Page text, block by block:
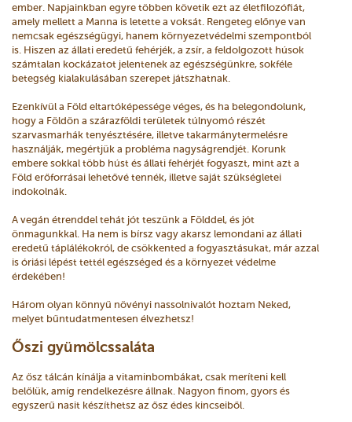
ember. Napjainkban egyre többen követik ezt az életfilozófiát,
amely mellett a Manna is letette a voksát. Rengeteg előnye van
nemcsak egészségügyi, hanem környezetvédelmi szempontból
is. Hiszen az állati eredetű fehérjék, a zsír, a feldolgozott húsok
számtalan kockázatot jelentenek az egészségünkre, sokféle
betegség kialakulásában szerepet játszhatnak.
Ezenkívül a Föld eltartóképessége véges, és ha belegondolunk,
hogy a Földön a szárazföldi területek túlnyomó részét
szarvasmarhák tenyésztésére, illetve takarmánytermelésre
használják, megértjük a probléma nagyságrendjét. Korunk
embere sokkal több húst és állati fehérjét fogyaszt, mint azt a
Föld erőforrásai lehetővé tennék, illetve saját szükségletei
indokolnák.
A vegán étrenddel tehát jót teszünk a Földdel, és jót
önmagunkkal. Ha nem is bírsz vagy akarsz lemondani az állati
eredetű táplálékokról, de csökkented a fogyasztásukat, már azzal
is óriási lépést tettél egészséged és a környezet védelme
érdekében!
Három olyan könnyű növényi nassolnivalót hoztam Neked,
melyet bűntudatmentesen élvezhetsz!
Őszi gyümölcssaláta
Az ősz tálcán kínálja a vitaminbombákat, csak meríteni kell
belőlük, amíg rendelkezésre állnak. Nagyon finom, gyors és
egyszerű nasit készíthetsz az ősz édes kincseiből.